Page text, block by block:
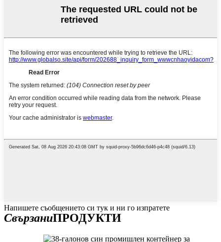
Напишете съобщението си тук и ни го изпратете
СвързаниПРОДУКТИ